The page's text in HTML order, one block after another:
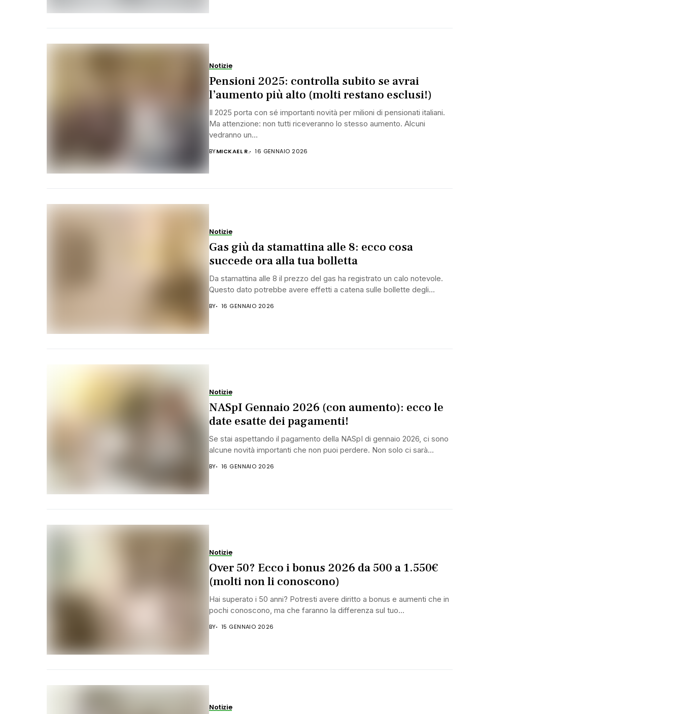
Notizie
Pensioni 2025: controlla subito se avrai
l’aumento più alto (molti restano esclusi!)
Il 2025 porta con sé importanti novità per milioni di pensionati italiani.
Ma attenzione: non tutti riceveranno lo stesso aumento. Alcuni
vedranno un...
BYMICKAEL R. 16 GENNAIO 2026
Notizie
Gas giù da stamattina alle 8: ecco cosa
succede ora alla tua bolletta
Da stamattina alle 8 il prezzo del gas ha registrato un calo notevole.
Questo dato potrebbe avere effetti a catena sulle bollette degli...
BY 16 GENNAIO 2026
Notizie
NASpI Gennaio 2026 (con aumento): ecco le
date esatte dei pagamenti!
Se stai aspettando il pagamento della NASpI di gennaio 2026, ci sono
alcune novità importanti che non puoi perdere. Non solo ci sarà...
BY 16 GENNAIO 2026
Notizie
Over 50? Ecco i bonus 2026 da 500 a 1.550€
(molti non li conoscono)
Hai superato i 50 anni? Potresti avere diritto a bonus e aumenti che in
pochi conoscono, ma che faranno la differenza sul tuo...
BY 15 GENNAIO 2026
Notizie